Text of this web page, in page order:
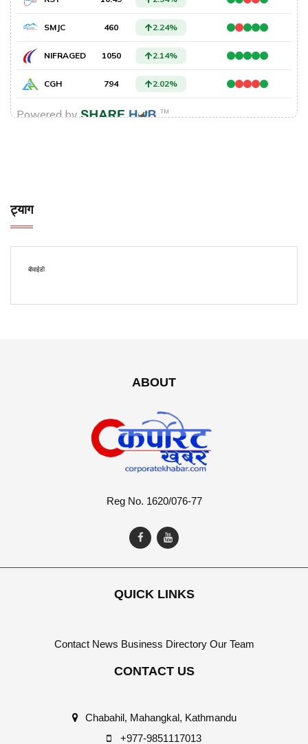
ट्याग
बीवाईडी
ABOUT
Reg No. 1620/076-77
QUICK LINKS
Contact News Business Directory Our Team
CONTACT US
Chabahil, Mahangkal, Kathmandu
+977-9851117013